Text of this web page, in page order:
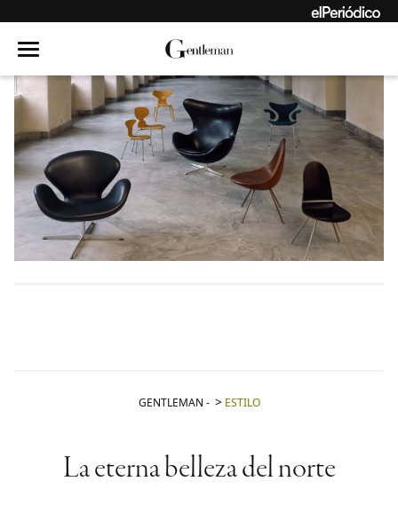
GENTLEMAN - ESTILO
La eterna belleza del norte